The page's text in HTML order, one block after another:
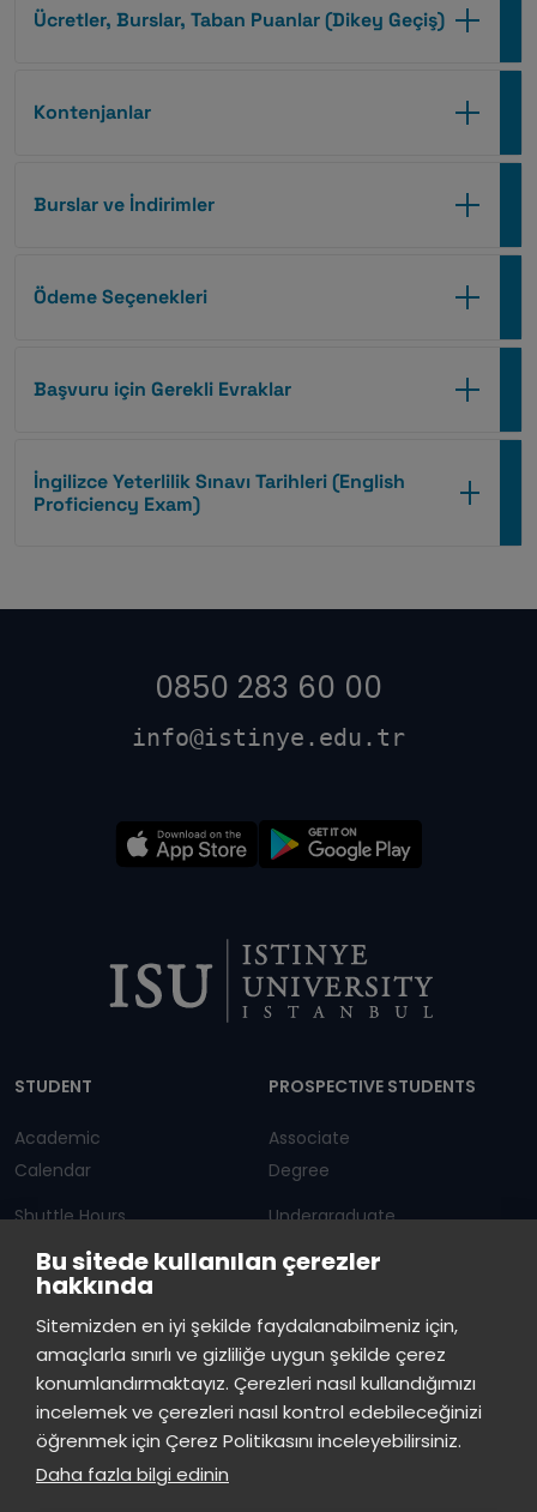
Bu sitede kullanılan çerezler
hakkında
Sitemizden en iyi şekilde faydalanabilmeniz için,
amaçlarla sınırlı ve gizliliğe uygun şekilde çerez
konumlandırmaktayız. Çerezleri nasıl kullandığımızı
incelemek ve çerezleri nasıl kontrol edebileceğinizi
öğrenmek için Çerez Politikasını inceleyebilirsiniz.
Daha fazla bilgi edinin
Ücretler, Burslar, Taban Puanlar (Dikey Geçiş)
Kontenjanlar
Burslar ve İndirimler
Ödeme Seçenekleri
Başvuru için Gerekli Evraklar
İngilizce Yeterlilik Sınavı Tarihleri (English
Proficiency Exam)
0850 283 60 00
info@istinye.edu.tr
STUDENT
Academic
Calendar
Shuttle Hours
Announcements
PROSPECTIVE STUDENTS
Associate
Degree
Undergraduate
Graduate Programs
ISTINYE
Press
Istinye Post Our campuses